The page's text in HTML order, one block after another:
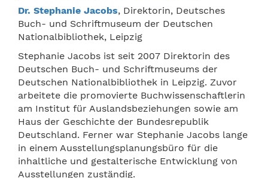
Dr. Stephanie Jacobs, Direktorin, Deutsches
Buch- und Schriftmuseum der Deutschen
Nationalbibliothek, Leipzig
Stephanie Jacobs ist seit 2007 Direktorin des
Deutschen Buch- und Schriftmuseums der
Deutschen Nationalbibliothek in Leipzig. Zuvor
arbeitete die promovierte Buchwissenschaftlerin
am Institut für Auslandsbeziehungen sowie am
Haus der Geschichte der Bundesrepublik
Deutschland. Ferner war Stephanie Jacobs lange
in einem Ausstellungsplanungsbüro für die
inhaltliche und gestalterische Entwicklung von
Ausstellungen zuständig.